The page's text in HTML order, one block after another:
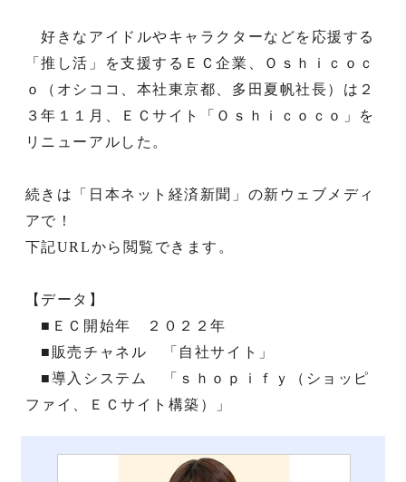
好きなアイドルやキャラクターなどを応援する
「推し活」を支援するＥＣ企業、Ｏｓｈｉｃｏｃ
ｏ（オシココ、本社東京都、多田夏帆社長）は２
３年１１月、ＥＣサイト「Ｏｓｈｉｃｏｃｏ」を
リニューアルした。
続きは「日本ネット経済新聞」の新ウェブメディ
アで！
下記URLから閲覧できます。
【データ】
■ＥＣ開始年 ２０２２年
■販売チャネル 「自社サイト」
■導入システム 「ｓｈｏｐｉｆｙ（ショッピ
ファイ、ＥＣサイト構築）」